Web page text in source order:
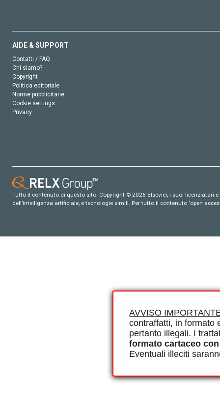
AVVISO
contraffatti, in formato
pertanto illegali. I
formato cartaceo
Eventuali illeciti
AIDE & SUPPORT
Contatti / FAQ
Chi siamo?
Copyright
Politica editoriale
Norme pubblicitarie
Cookie settings
Privacy
Tutto il contenuto di questo sito: Copyright © 2026 Elsevier, i suoi
dell’intelligenza artificiale, e tecnologie simili. Per tutto il contenuto ‘open